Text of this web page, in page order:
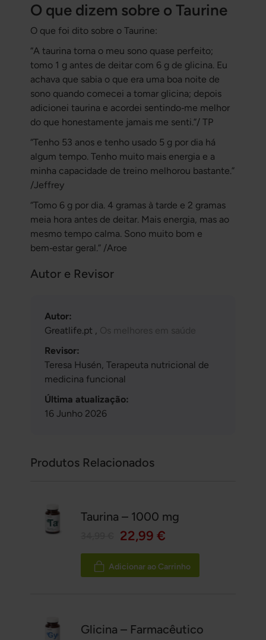
O que dizem sobre o Taurine
O que foi dito sobre o Taurine:
“A taurina torna o meu sono quase perfeito;
tomo 1 g antes de deitar com 6 g de glicina. Eu
achava que sabia o que era uma boa noite de
sono quando comecei a tomar glicina; depois
adicionei taurina e acordei sentindo‑me melhor
do que honestamente jamais me senti.”/ TP
“Tenho 53 anos e tenho usado 5 g por dia há
algum tempo. Tenho muito mais energia e a
minha capacidade de treino melhorou bastante.”
/Jeffrey
“Tomo 6 g por dia. 4 gramas à tarde e 2 gramas
meia hora antes de deitar. Mais energia, mas ao
mesmo tempo calma. Sono muito bom e
bem‑estar geral.” /Aroe
Autor e Revisor
Autor:
Greatlife.pt , Os melhores em saúde
Revisor:
Teresa Husén, Terapeuta nutricional de
medicina funcional
Última atualização:
16 Junho 2026
Produtos Relacionados
Taurina – 1000 mg
22,99 €
Adicionar ao Carrinho
Glicina – Farmacêutico